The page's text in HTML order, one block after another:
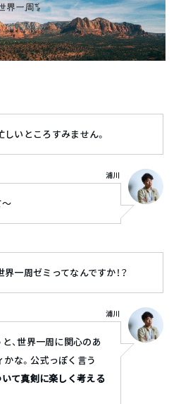
しいところすみません。
〜
浦川
界一周ゼミってなんですか！？
と、世界一周に関心のあ
な。公式っぽく言う
いて真剣に楽しく考える
浦川